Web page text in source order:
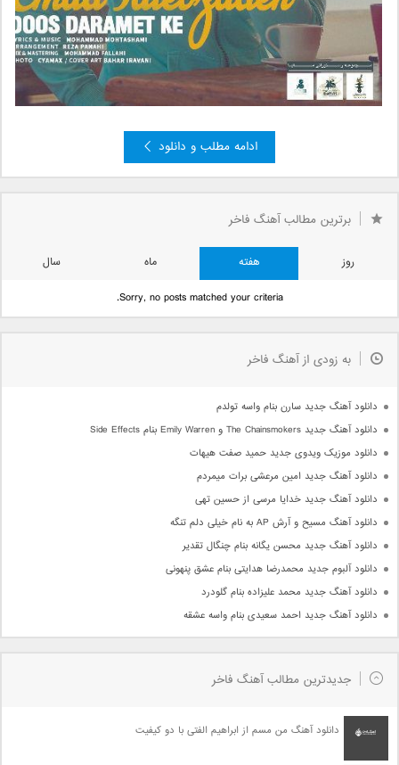
ادامه مطلب و دانلود
برترین مطالب آهنگ فاخر
روز هفته ماه
سال
Sorry, no posts matched your criteria.
به زودی از آهنگ فاخر
دانلود آهنگ جدید سارن بنام واسه تولدم
دانلود آهنگ جدید The Chainsmokers و Emily Warren بنام Side Effects
دانلود موزیک ویدوی جدید حمید صفت هیهات
دانلود آهنگ جدید امین مرعشی برات میمردم
دانلود آهنگ جدید خدایا مرسی از حسین تهی
دانلود آهنگ مسیح و آرش AP به نام خیلی دلم تنگه
دانلود آهنگ جدید محسن یگانه بنام چنگال تقدیر
دانلود آلبوم جدید محمدرضا هدایتی بنام عشق پنهونی
دانلود آهنگ جدید محمد علیزاده بنام گلودرد
دانلود آهنگ جدید احمد سعیدی بنام واسه عشقه
جدیدترین مطالب آهنگ فاخر
دانلود آهنگ من مسم از ابراهیم الفتی با دو کیفیت